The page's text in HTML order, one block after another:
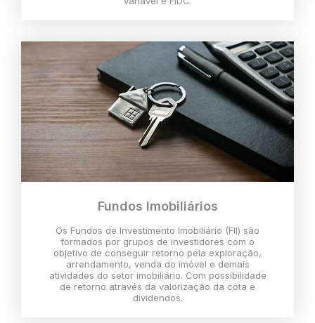
Fundos Imobiliários
Os Fundos de Investimento Imobiliário (FII) são
formados por grupos de investidores com o
objetivo de conseguir retorno pela exploração,
arrendamento, venda do imóvel e demais
atividades do setor imobiliário. Com possibilidade
de retorno através da valorização da cota e
dividendos.